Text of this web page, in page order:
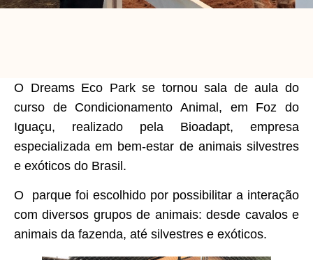
O Dreams Eco Park se tornou sala de aula do
curso de Condicionamento Animal, em Foz do
Iguaçu, realizado pela Bioadapt, empresa
especializada em bem-estar de animais silvestres
e exóticos do Brasil.
O parque foi escolhido por possibilitar a interação
com diversos grupos de animais: desde cavalos e
animais da fazenda, até silvestres e exóticos.